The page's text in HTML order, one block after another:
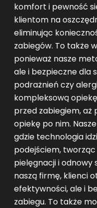
komfort i pewność
klientom na
eliminując
zabiegów. To także
ponieważ nasze
ale i bezpieczne dla
podrażnień czy
kompleksową
przed zabiegiem,
opiekę po nim.
gdzie technologia
podejściem,
pielęgnacji i odnowy
naszą firmę, klienci
efektywności, ale i
zabiegu. To także